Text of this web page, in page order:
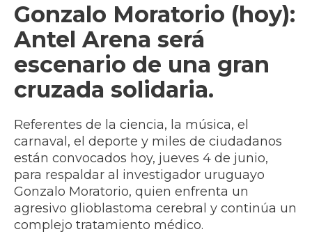
Gonzalo Moratorio (hoy):
Antel Arena será
escenario de una gran
cruzada solidaria.
Referentes de la ciencia, la música, el
carnaval, el deporte y miles de ciudadanos
están convocados hoy, jueves 4 de junio,
para respaldar al investigador uruguayo
Gonzalo Moratorio, quien enfrenta un
agresivo glioblastoma cerebral y continúa un
complejo tratamiento médico.